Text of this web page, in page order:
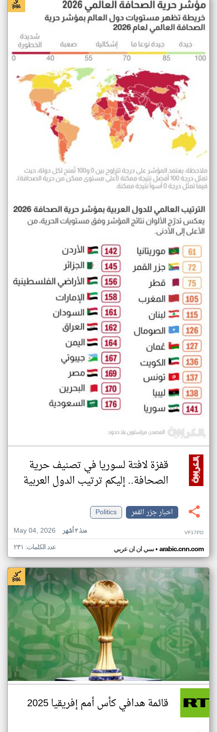
قفزة لافتة لسوريا في تصنيف حرية
الصحافة.. إليكم ترتيب الدول العربية
اخبار جزر القمر
Politics
May 04, 2026
منذ ٣ أشهر VF17PD
سي ان ان عربي• arabic.cnn.com عدد الكلمات: ٢٣١
قائمة هدافي كأس أمم إفريقيا 2025